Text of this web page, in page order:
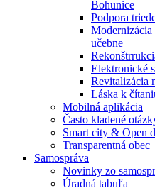
Bohunice
Podpora
Modernizácia
učebne
Elektronické
Revitalizácia
Láska k
Mobilná aplikácia
Často kladené
Smart city & Open
Transparentná obec
Samospráva
Novinky zo
Úradná tabuľa